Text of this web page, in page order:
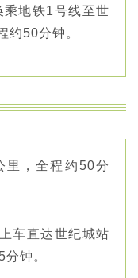
地铁1号线至世
约50分钟。
里，全程约50分
车直达世纪城站
钟。